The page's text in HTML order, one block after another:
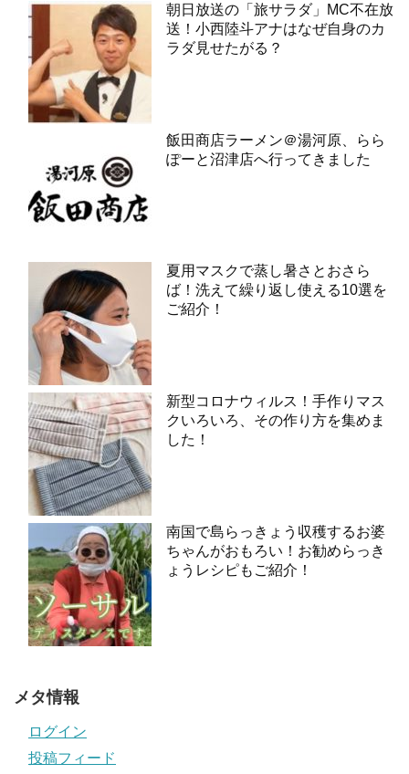
朝日放送の「旅サラダ」MC不在放
送！小西陸斗アナはなぜ自身のカ
ラダ見せたがる？
飯田商店ラーメン＠湯河原、らら
ぽーと沼津店へ行ってきました
夏用マスクで蒸し暑さとおさら
ば！洗えて繰り返し使える10選を
ご紹介！
新型コロナウィルス！手作りマス
クいろいろ、その作り方を集めま
した！
南国で島らっきょう収穫するお婆
ちゃんがおもろい！お勧めらっき
ょうレシピもご紹介！
メタ情報
ログイン
投稿フィード